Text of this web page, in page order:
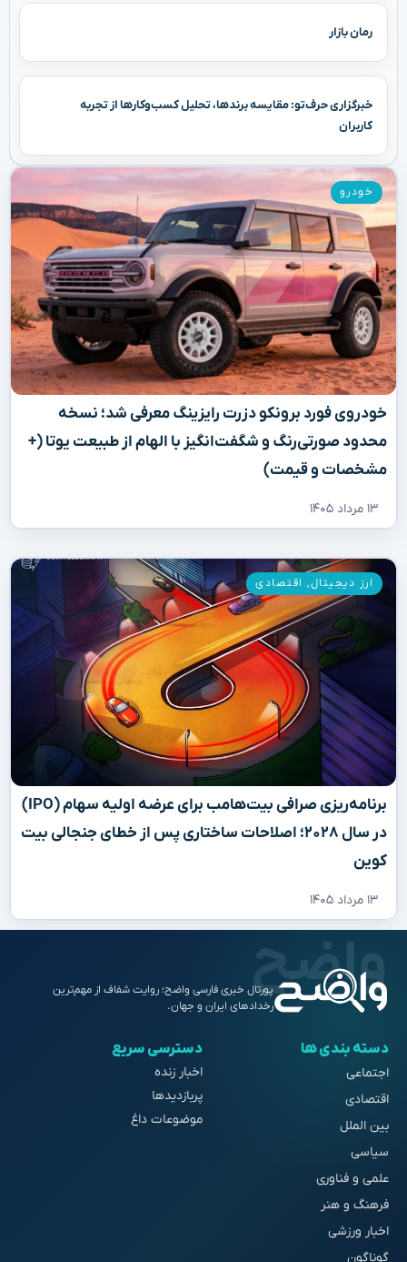
رمان بازار
خبرگزاری حرف‌تو: مقایسه برندها، تحلیل کسب‌وکارها از تجربه
کاربران
خودروی فورد برونکو دزرت رایزینگ معرفی شد؛ نسخه
محدود صورتی‌رنگ و شگفت‌انگیز با الهام از طبیعت یوتا (+
مشخصات و قیمت)
۱۳ مرداد ۱۴۰۵
خودرو
برنامه‌ریزی صرافی بیت‌هامب برای عرضه اولیه سهام (IPO)
در سال ۲۰۲۸؛ اصلاحات ساختاری پس از خطای جنجالی بیت
کوین
۱۳ مرداد ۱۴۰۵
ارز دیجیتال, اقتصادی
پورتال خبری فارسی واضح؛ روایت شفاف از مهم‌ترین
رخدادهای ایران و جهان.
دسته بندی ها
اجتماعی
اقتصادی
بین الملل
سیاسی
علمی و فناوری
فرهنگ و هنر
اخبار ورزشی
گوناگون
دسترسی سریع
اخبار زنده
پربازدیدها
موضوعات داغ